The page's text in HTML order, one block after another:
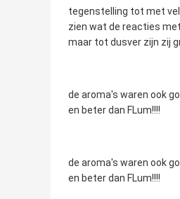
tegenstelling tot met
zien wat de reacties
maar tot dusver zijn zij
de aroma's waren ook
en beter dan FLum!!!!
de aroma's waren ook
en beter dan FLum!!!!